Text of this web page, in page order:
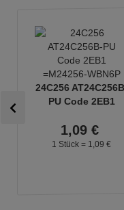
24C256
PU Code 2EB1
1,09 €
1 Stück = 1, 09 €